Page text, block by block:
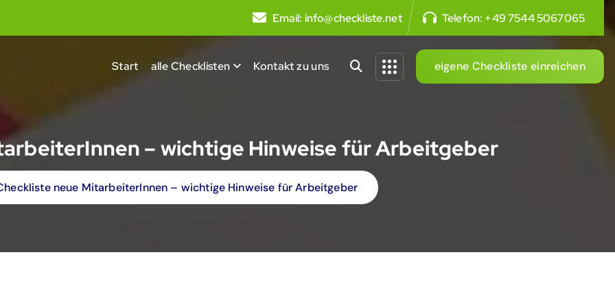
Email: info@checkliste.net Telefon: +49 7544 5067065
Start alle Checklisten Kontakt zu uns eigene Checkliste einreichen
– wichtige Hinweise für Arbeitgeber
neue MitarbeiterInnen – wichtige Hinweise für Arbeitgeber